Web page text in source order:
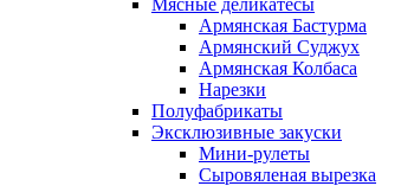
Мясные деликатесы
Армянская Бастурма
Армянский Суджух
Армянская Колбаса
Нарезки
Полуфабрикаты
Эксклюзивные закуски
Мини-рулеты
Сыровяленая вырезка